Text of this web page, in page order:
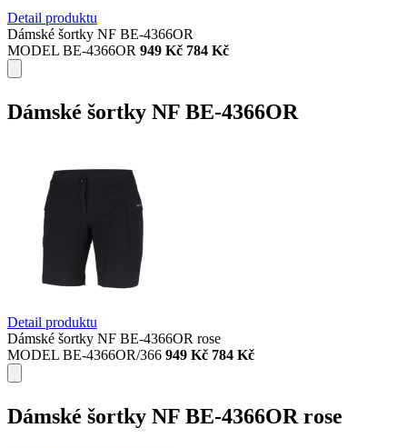
Detail produktu
Dámské šortky NF BE-4366OR
MODEL BE-4366OR 949 Kč 784 Kč
Dámské šortky NF BE-4366OR
Detail produktu
Dámské šortky NF BE-4366OR rose
MODEL BE-4366OR/366 949 Kč 784 Kč
Dámské šortky NF BE-4366OR rose